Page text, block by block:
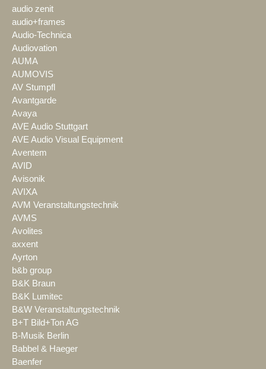
audio zenit
audio+frames
Audio-Technica
Audiovation
AUMA
AUMOVIS
AV Stumpfl
Avantgarde
Avaya
AVE Audio Stuttgart
AVE Audio Visual Equipment
Aventem
AVID
Avisonik
AVIXA
AVM Veranstaltungstechnik
AVMS
Avolites
axxent
Ayrton
b&b group
B&K Braun
B&K Lumitec
B&W Veranstaltungstechnik
B+T Bild+Ton AG
B-Musik Berlin
Babbel & Haeger
Baenfer